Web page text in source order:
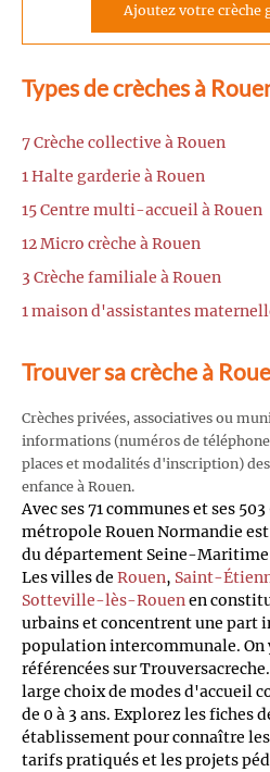
Ajoutez votre crèche
Types de crèches à
7 Crèche collective à Rouen
1 Halte garderie à Rouen
15 Centre multi-accueil à Rouen
12 Micro crèche à Rouen
3 Crèche familiale à Rouen
1 maison d'assistantes
Trouver sa crèche à
Crèches privées, associatives ou
informations (numéros de
places et modalités d'inscription)
enfance à Rouen.
Avec ses 71 communes et ses
métropole Rouen Normandie
du département Seine-
Les villes de Rouen, Saint-
Sotteville-lès-Rouen en
urbains et concentrent une part
population intercommunale. On
référencées sur
large choix de modes d'accueil
de 0 à 3 ans. Explorez les fiches
établissement pour connaître
tarifs pratiqués et les projets